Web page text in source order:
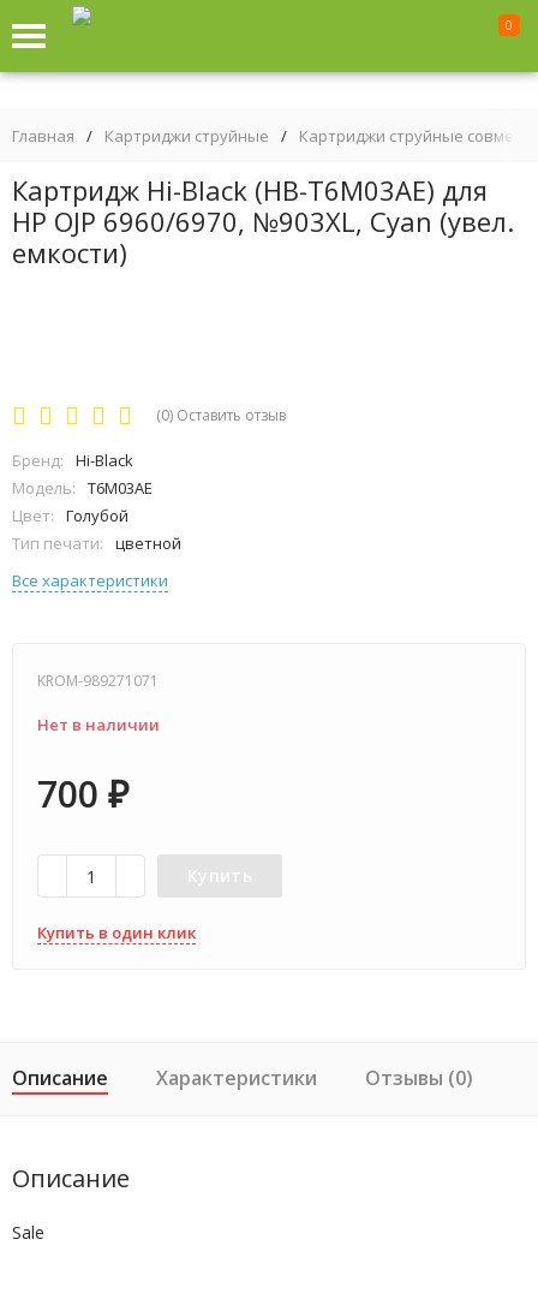
0
Главная / Картриджи струйные / Картриджи струйные
Картридж Hi-Black (HB-T6M03AE) для
HP OJP 6960/6970, №903XL, Сyan (увел.
емкости)
(0) Оставить отзыв
Бренд:
Hi-Black
Модель:
T6M03AE
Цвет:
Голубой
Тип печати:
цветной
Все характеристики
KROM-989271071
Нет в наличии
700 ₽
Купить
Купить в один клик
Описание Характеристики Отзывы (0)
Описание
Sale